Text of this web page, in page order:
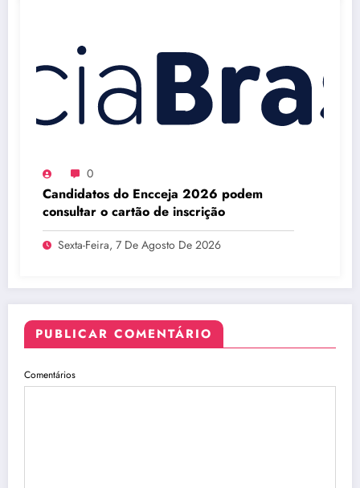
0
Candidatos do Encceja 2026 podem
consultar o cartão de inscrição
Sexta-Feira, 7 De Agosto De 2026
PUBLICAR COMENTÁRIO
Comentários